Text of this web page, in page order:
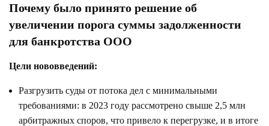
Почему было принято решение об
увеличении порога суммы задолженности
для банкротства ООО
Цели нововведений:
Разгрузить суды от потока дел с минимальными
требованиями: в 2023 году рассмотрено свыше 2,5 млн
арбитражных споров, что привело к перегрузке, и в итоге